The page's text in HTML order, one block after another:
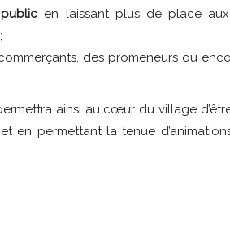
en laissant plus de place
des promeneurs ou
ainsi au cœur du village
en permettant la tenue